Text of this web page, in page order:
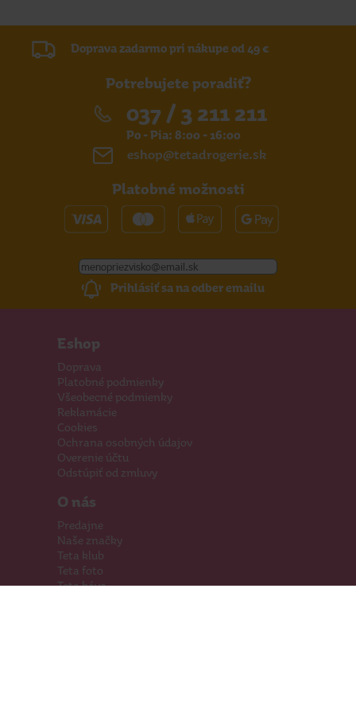
Doprava zadarmo pri nákupe od 49 €
Potrebujete poradiť?
037 / 3 211 211
Po - Pia: 8:00 - 16:00
eshop@tetadrogerie.sk
Platobné možnosti
Prihlásiť sa na odber emailu
Eshop
Doprava
Platobné podmienky
Všeobecné podmienky
Reklamácie
Cookies
Ochrana osobných údajov
Overenie účtu
Odstúpiť od zmluvy
O nás
Predajne
Naše značky
Teta klub
Teta foto
Teta káva